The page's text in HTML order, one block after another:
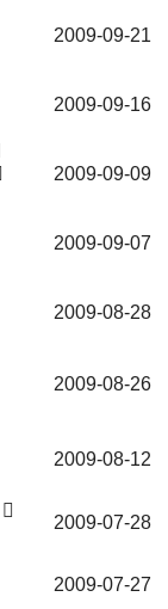
2009-09-21
2009-09-16
2009-09-09
2009-09-07
2009-08-28
2009-08-26
2009-08-12
2009-07-28
2009-07-27